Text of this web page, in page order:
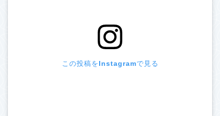
この投稿をInstagramで見る